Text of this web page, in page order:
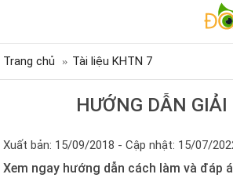
Trang chủ Tài liệu KHTN 7
HƯỚNG DẪN
Xuất bản: 15/09/2018 - Cập nhật: 15/07/
Xem ngay hướng dẫn cách làm và đáp